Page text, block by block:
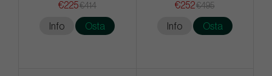
€225€414
Info Osta
€252€495
Info Osta